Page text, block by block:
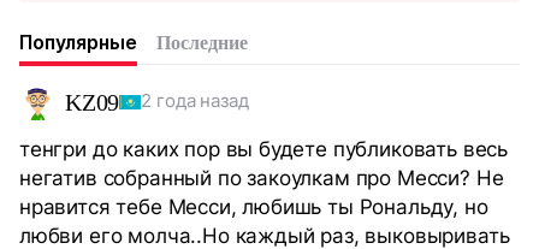
Популярные Последние
KZ09 2 года назад
тенгри до каких пор вы будете публиковать весь
негатив собранный по закоулкам про Месси? Не
нравится тебе Месси, любишь ты Рональду, но
любви его молча..Но каждый раз, выковыривать